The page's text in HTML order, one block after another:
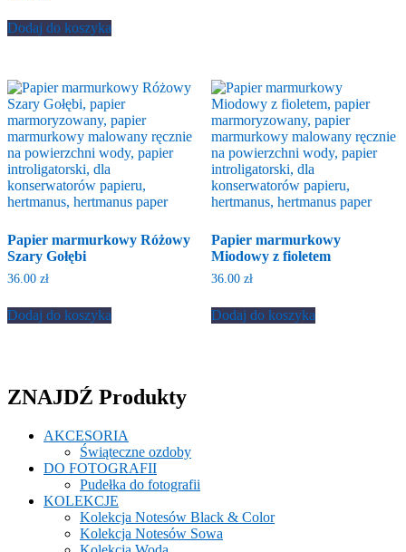
Dodaj do koszyka
Papier marmurkowy Różowy
Szary Gołębi
36.00 zł
Dodaj do koszyka
Papier marmurkowy
Miodowy z fioletem
36.00 zł
Dodaj do koszyka
ZNAJDŹ Produkty
AKCESORIA
Świąteczne ozdoby
DO FOTOGRAFII
Pudełka do fotografii
KOLEKCJE
Kolekcja Notesów Black & Color
Kolekcja Notesów Sowa